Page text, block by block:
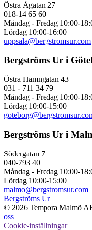
Östra Ågatan 27
018-14 65 60
Måndag - Fredag 10:00-
Lördag 10:00-16:00
uppsala@bergstromsur.com
Bergströms Ur i
Östra Hamngatan 43
031 - 711 34 79
Måndag - Fredag 10:00-
Lördag 10:00-15:00
Bergströms Ur i
Södergatan 7
040-793 40
Måndag - Fredag 10:00-
Lördag 10:00-15:00
malmo@bergstromsur.com
Bergströms Ur
© 2026 Tempora Malmö
oss
Cookie-inställningar